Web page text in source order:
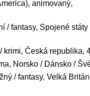
animovaný,
/ fantasy, Spojené státy
krimi, Česká republika,
Norsko / Dánsko /
/ fantasy, Velká